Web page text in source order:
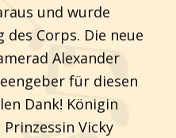
und wurde
Corps. Die neue
Alexander
für diesen
Dank! Königin
Vicky